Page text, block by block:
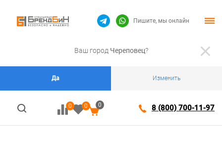
Ваш город Череповец?
Да Изменить
0 0 0 8 (800) 700-11-97
Пишите, мы онлайн